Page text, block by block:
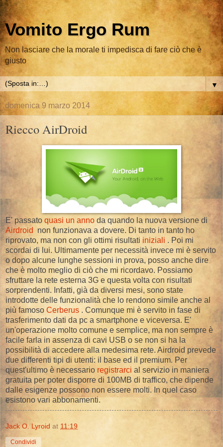
Vomito Ergo Rum
Non lasciare che la morale ti impedisca di fare ciò che è
giusto
▼
domenica 9 marzo 2014
Riecco AirDroid
E' passato quasi un anno da quando la nuova versione di
Airdroid
non funzionava a dovere. Di tanto in tanto ho
riprovato, ma non con gli ottimi risultati iniziali . Poi mi
scordai di lui. Ultimamente per necessità invece mi è servito
o dopo alcune lunghe sessioni in prova, posso anche dire
che è molto meglio di ciò che mi ricordavo. Possiamo
sfruttare la rete esterna 3G e questa volta con risultati
sorprendenti. Infatti, già da diversi mesi, sono state
introdotte delle funzionalità che lo rendono simile anche al
più famoso Cerberus . Comunque mi è servito in fase di
trasferimento dati da pc a smartphone e viceversa. E'
un'operazione molto comune e semplice, ma non sempre è
facile farla in assenza di cavi USB o se non si ha la
possibilità di accedere alla medesima rete. Airdroid prevede
due differenti tipi di utenti: il base ed il premium. Per
quest'ultimo è necessario registrarci al servizio in maniera
gratuita per poter disporre di 100MB di traffico, che dipende
dalle esigenze possono non essere molti. In quel caso
esistono vari abbonamenti.
Jack O. Lyroid at 11:19
Condividi